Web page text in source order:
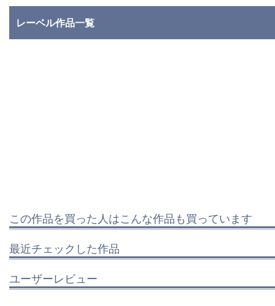
レーベル作品一覧
この作品を買った人はこんな作品も買っています
最近チェックした作品
ユーザーレビュー